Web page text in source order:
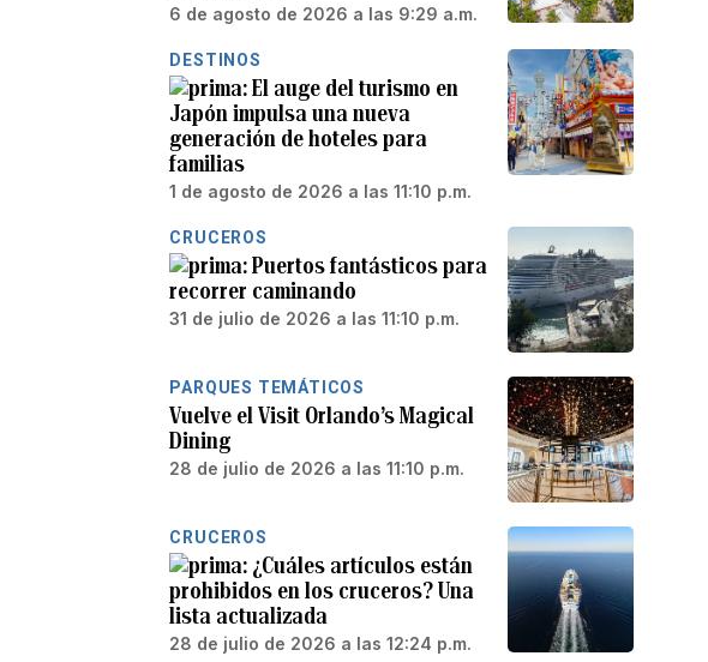
6 de agosto de 2026 a las 9:29 a.m.
DESTINOS
El auge del turismo en
Japón impulsa una nueva
generación de hoteles para
familias
1 de agosto de 2026 a las 11:10 p.m.
CRUCEROS
Puertos fantásticos para
recorrer caminando
31 de julio de 2026 a las 11:10 p.m.
PARQUES TEMÁTICOS
Vuelve el Visit Orlando’s Magical
Dining
28 de julio de 2026 a las 11:10 p.m.
CRUCEROS
¿Cuáles artículos están
prohibidos en los cruceros? Una
lista actualizada
28 de julio de 2026 a las 12:24 p.m.